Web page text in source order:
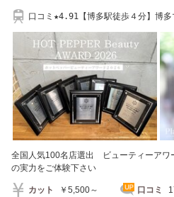
口コミ★4.91【博多駅徒歩４分】博
全国人気100名店選出 ビューティーアワ
の実力をご体験下さい
カット ￥5,500～ 口コミ